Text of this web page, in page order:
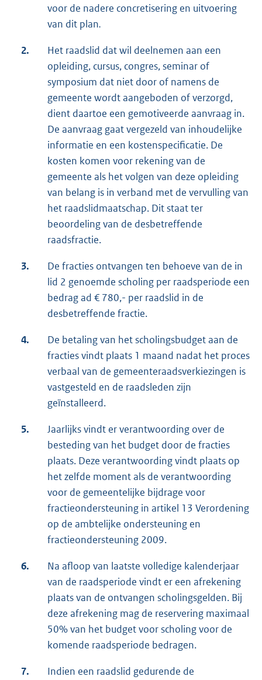
voor de nadere concretisering en uitvoering
van dit plan.
2.
Het raadslid dat wil deelnemen aan een
opleiding, cursus, congres, seminar of
symposium dat niet door of namens de
gemeente wordt aangeboden of verzorgd,
dient daartoe een gemotiveerde aanvraag in.
De aanvraag gaat vergezeld van inhoudelijke
informatie en een kostenspecificatie. De
kosten komen voor rekening van de
gemeente als het volgen van deze opleiding
van belang is in verband met de vervulling van
het raadslidmaatschap. Dit staat ter
beoordeling van de desbetreffende
raadsfractie.
3.
De fracties ontvangen ten behoeve van de in
lid 2 genoemde scholing per raadsperiode een
bedrag ad € 780,- per raadslid in de
desbetreffende fractie.
4.
De betaling van het scholingsbudget aan de
fracties vindt plaats 1 maand nadat het proces
verbaal van de gemeenteraadsverkiezingen is
vastgesteld en de raadsleden zijn
geïnstalleerd.
5.
Jaarlijks vindt er verantwoording over de
besteding van het budget door de fracties
plaats. Deze verantwoording vindt plaats op
het zelfde moment als de verantwoording
voor de gemeentelijke bijdrage voor
fractieondersteuning in artikel 13 Verordening
op de ambtelijke ondersteuning en
fractieondersteuning 2009.
6.
Na afloop van laatste volledige kalenderjaar
van de raadsperiode vindt er een afrekening
plaats van de ontvangen scholingsgelden. Bij
deze afrekening mag de reservering maximaal
50% van het budget voor scholing voor de
komende raadsperiode bedragen.
7.
Indien een raadslid gedurende de